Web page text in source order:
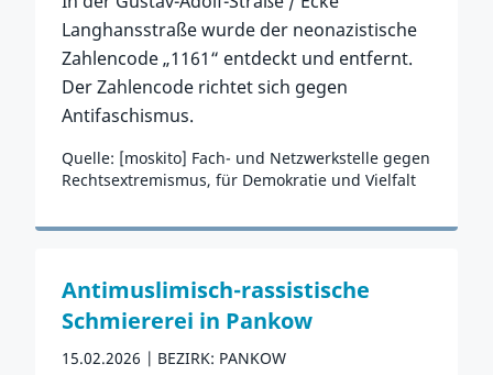
Langhansstraße wurde der neonazistische
Zahlencode „1161“ entdeckt und entfernt.
Der Zahlencode richtet sich gegen
Antifaschismus.
Quelle: [moskito] Fach- und Netzwerkstelle gegen
Rechtsextremismus, für Demokratie und Vielfalt
Zum Vorfall
Antimuslimisch-rassistische
Schmiererei in Pankow
15.02.2026 BEZIRK: PANKOW